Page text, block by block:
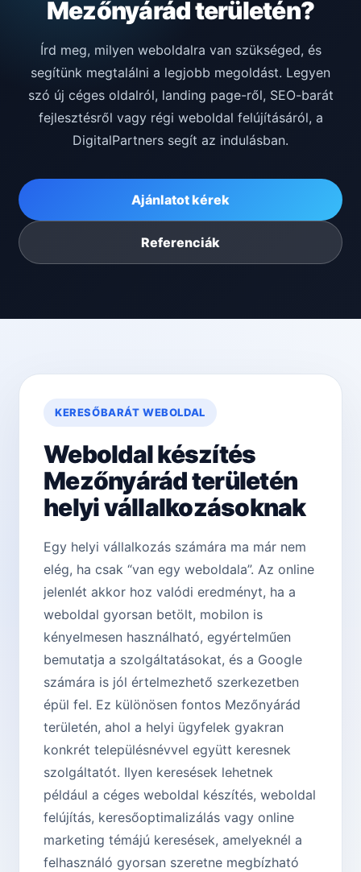
Mezőnyárád területén?
Írd meg, milyen weboldalra van szükséged, és
segítünk megtalálni a legjobb megoldást. Legyen
szó új céges oldalról, landing page-ről, SEO-barát
fejlesztésről vagy régi weboldal felújításáról, a
DigitalPartners segít az indulásban.
Ajánlatot kérek
Referenciák
KERESŐBARÁT WEBOLDAL
Weboldal készítés
Mezőnyárád területén
helyi vállalkozásoknak
Egy helyi vállalkozás számára ma már nem
elég, ha csak “van egy weboldala”. Az online
jelenlét akkor hoz valódi eredményt, ha a
weboldal gyorsan betölt, mobilon is
kényelmesen használható, egyértelműen
bemutatja a szolgáltatásokat, és a Google
számára is jól értelmezhető szerkezetben
épül fel. Ez különösen fontos Mezőnyárád
területén, ahol a helyi ügyfelek gyakran
konkrét településnévvel együtt keresnek
szolgáltatót. Ilyen keresések lehetnek
például a céges weboldal készítés, weboldal
felújítás, keresőoptimalizálás vagy online
marketing témájú keresések, amelyeknél a
felhasználó gyorsan szeretne megbízható